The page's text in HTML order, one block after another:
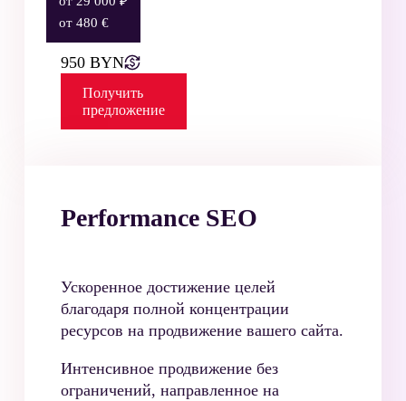
Стоимость:
950 BYN
от 480 €
Получить
предложение
Performance SEO
Ускоренное достижение целей
благодаря полной концентрации
ресурсов на продвижение вашего сайта.
Интенсивное продвижение без
ограничений, направленное на